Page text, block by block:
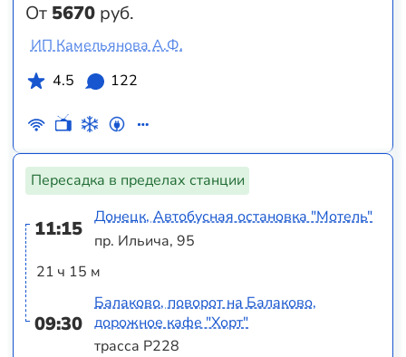
От 5670 руб.
ИП Камельянова А.Ф.
4.5
122
Пересадка в пределах станции
11:15
21 ч 15 м
09:30
Донецк, Автобусная остановка "Мотель"
пр. Ильича, 95
Балаково, поворот на Балаково,
дорожное кафе "Хорт"
трасса Р228